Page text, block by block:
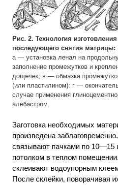
Рис. 2. Технология
последующего снятия матрицы:
а — установка ленал на
заполнение промежутков и
дощечек; в — обмазка
(или пластилином): г —
случае применения
алебастром.
Заготовка необходимых
произведена
связывают пачками по 10—15
потолком в теплом
склеивают водоупорным
После склейки, поворачивая